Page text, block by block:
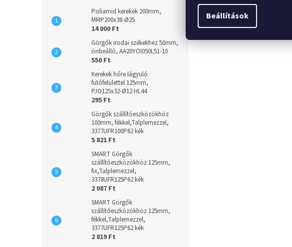
Beállítások
Poliamid kerekek 200mm,
MMP200x38-Ø25
14 000 Ft
Görgők irodai székekhez 50mm,
önbeálló, AA20YOI050L51-10
550 Ft
Kerekek hőre lágyuló
futófelülettel 125mm,
PJO125x32-Ø12 HL44
295 Ft
Görgők szállítóeszközökhöz
100mm, fékkel,Talplemezzel,
3377UFR100P62 kék
5 821 Ft
SMART Görgők
szállítóeszközökhöz 125mm,
fix,Talplemezzel,
3378UFR125P62 kék
2 087 Ft
SMART Görgők
szállítóeszközökhöz 125mm,
fékkel,Talplemezzel,
3377UFR125P62 kék
2 819 Ft